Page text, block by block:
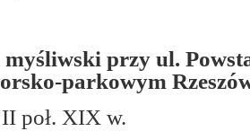
przy ul.
parkowym
poł. XIX w.